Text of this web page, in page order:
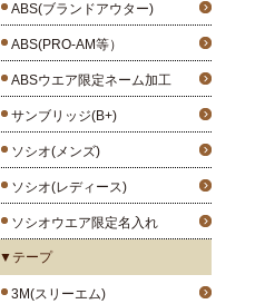
ABS(ブランドアウター)
ABS(PRO-AM等）
ABSウエア限定ネーム加工
サンブリッジ(B+)
ソシオ(メンズ)
ソシオ(レディース)
ソシオウエア限定名入れ
▼テープ
3M(スリーエム)